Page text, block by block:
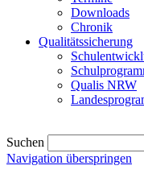
Downloads
Chronik
Qualitätssicherung
Qualis NRW
Suchen
Navigation überspringen